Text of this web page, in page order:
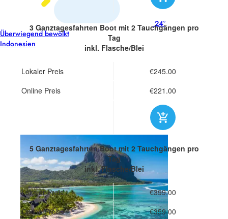
24°
Überwiegend bewölkt
Indonesien
3 Ganztagesfahrten Boot mit 2 Tauchgängen pro
Tag
inkl. Flasche/Blei
Lokaler Preis
€245.00
Online Preis
€221.00
5 Ganztagesfahrten Boot mit 2 Tauchgängen pro
Tag
inkl. Flasche/Blei
Lokaler Preis
€399.00
Online Preis
€359.00